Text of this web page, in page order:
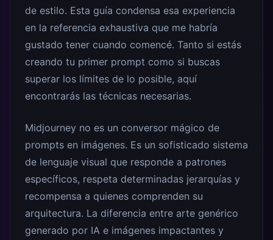
de estilo. Esta guía condensa esa experiencia
en la referencia exhaustiva que me habría
gustado tener cuando comencé. Tanto si estás
creando tu primer prompt como si buscas
superar los límites de lo posible, aquí
encontrarás las técnicas necesarias.
Midjourney no es un conversor mágico de
prompts en imágenes. Es un sofisticado sistema
de lenguaje visual que responde a patrones
específicos, respeta determinadas jerarquías y
recompensa a quienes comprenden su
arquitectura. La diferencia entre arte genérico
generado por IA e imágenes impactantes y